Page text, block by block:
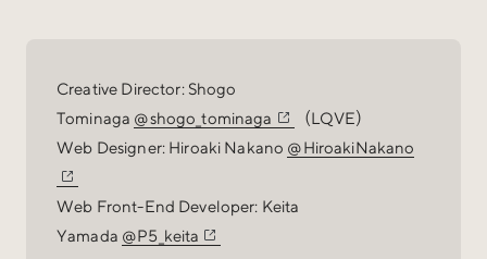
Creative Director: Shogo
Tominaga @shogo_tominaga
（LQVE）
Web Designer: Hiroaki Nakano @HiroakiNakano
Web Front-End Developer: Keita
Yamada @P5_keita